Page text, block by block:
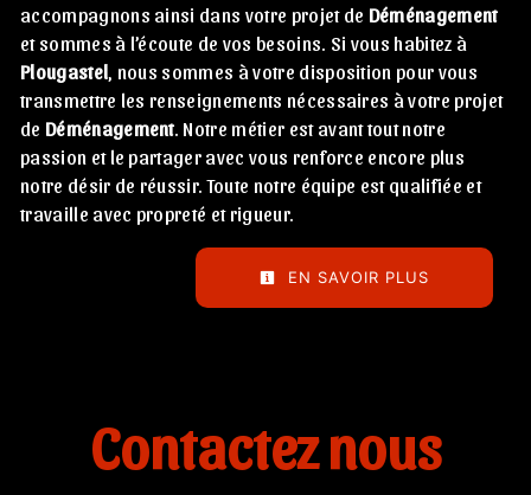
accompagnons ainsi dans votre projet de Déménagement
et sommes à l’écoute de vos besoins. Si vous habitez à
Plougastel, nous sommes à votre disposition pour vous
transmettre les renseignements nécessaires à votre projet
de Déménagement. Notre métier est avant tout notre
passion et le partager avec vous renforce encore plus
notre désir de réussir. Toute notre équipe est qualifiée et
travaille avec propreté et rigueur.
EN SAVOIR PLUS
Contactez nous